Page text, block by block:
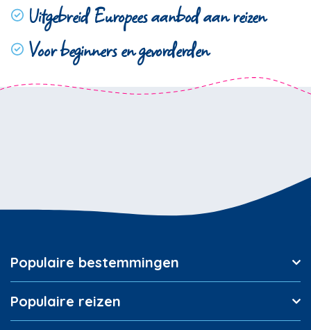
Uitgebreid Europees aanbod aan reizen
Voor beginners en gevorderden
Populaire bestemmingen
Populaire reizen